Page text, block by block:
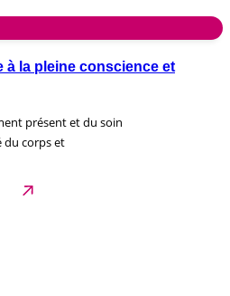
à la pleine conscience et
présent et du soin
du corps et